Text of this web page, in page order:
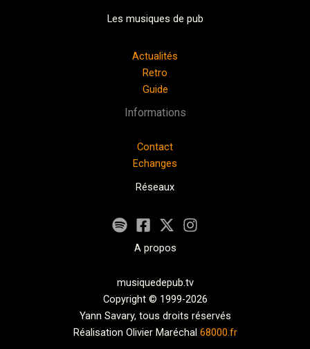
Les musiques de pub
Actualités
Retro
Guide
Informations
Contact
Echanges
Réseaux
A propos
musiquedepub.tv
Copyright © 1999-2026
Yann Savary, tous droits réservés
Réalisation Olivier Maréchal 68000.fr